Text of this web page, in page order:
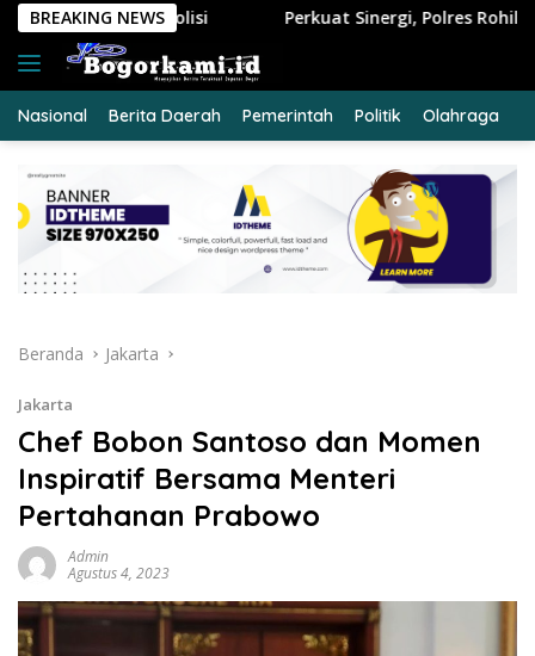
Langsung
konten
BREAKING NEWS
Perkuat Sinergi, Polres Rohil Dukung Ranperda Hijau
Nasional Berita Daerah Pemerintah Politik Olahraga
Beranda Jakarta
Jakarta
Chef Bobon Santoso dan Momen
Inspiratif Bersama Menteri
Pertahanan Prabowo
Admin
Agustus 4, 2023